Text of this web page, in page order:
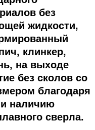
без
жидкости,
клинкер,
на выходе
без сколов со
благодаря
наличию
сверла.